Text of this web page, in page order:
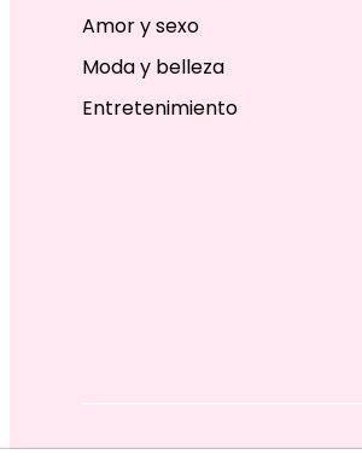
Amor y sexo
Moda y belleza
Entretenimiento
EDITORIAL TELEVISA S.A. DE C.V.